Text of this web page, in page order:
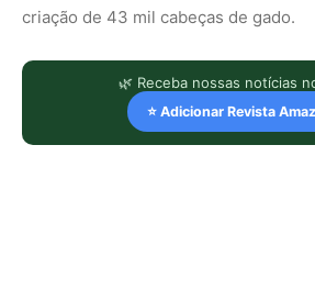
criação de 43 mil cabeças de gado.
🌿 Receba nossas notícias
⭐ Adicionar Revista